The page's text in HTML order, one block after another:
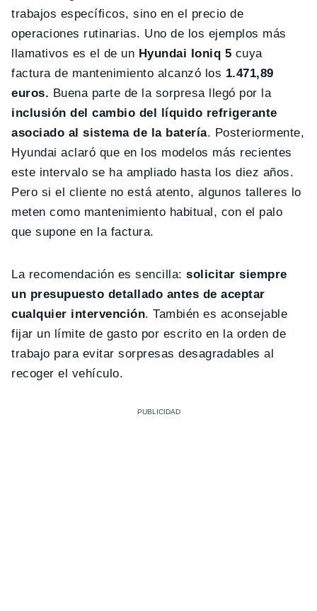
trabajos específicos, sino en el precio de
operaciones rutinarias. Uno de los ejemplos más
llamativos es el de un Hyundai Ioniq 5 cuya
factura de mantenimiento alcanzó los 1.471,89
euros. Buena parte de la sorpresa llegó por la
inclusión del cambio del líquido refrigerante
asociado al sistema de la batería. Posteriormente,
Hyundai aclaró que en los modelos más recientes
este intervalo se ha ampliado hasta los diez años.
Pero si el cliente no está atento, algunos talleres lo
meten como mantenimiento habitual, con el palo
que supone en la factura.
La recomendación es sencilla:solicitar siempre
un presupuesto detallado antes de aceptar
cualquier intervención. También es aconsejable
fijar un límite de gasto por escrito en la orden de
trabajo para evitar sorpresas desagradables al
recoger el vehículo.